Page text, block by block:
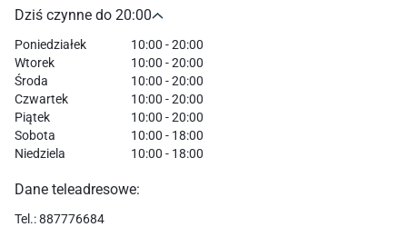
Dziś czynne do 20:00
Poniedziałek
10:00 - 20:00
Wtorek
10:00 - 20:00
Środa
10:00 - 20:00
Czwartek
10:00 - 20:00
Piątek
10:00 - 20:00
Sobota
10:00 - 18:00
Niedziela
10:00 - 18:00
Dane teleadresowe:
Tel.: 887776684